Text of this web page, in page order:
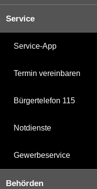
Service
Service-App
Termin vereinbaren
Bürgertelefon 115
Notdienste
Gewerbeservice
Behörden